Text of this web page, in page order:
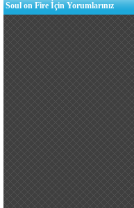
Soul on Fire İçin Yorumlarınız